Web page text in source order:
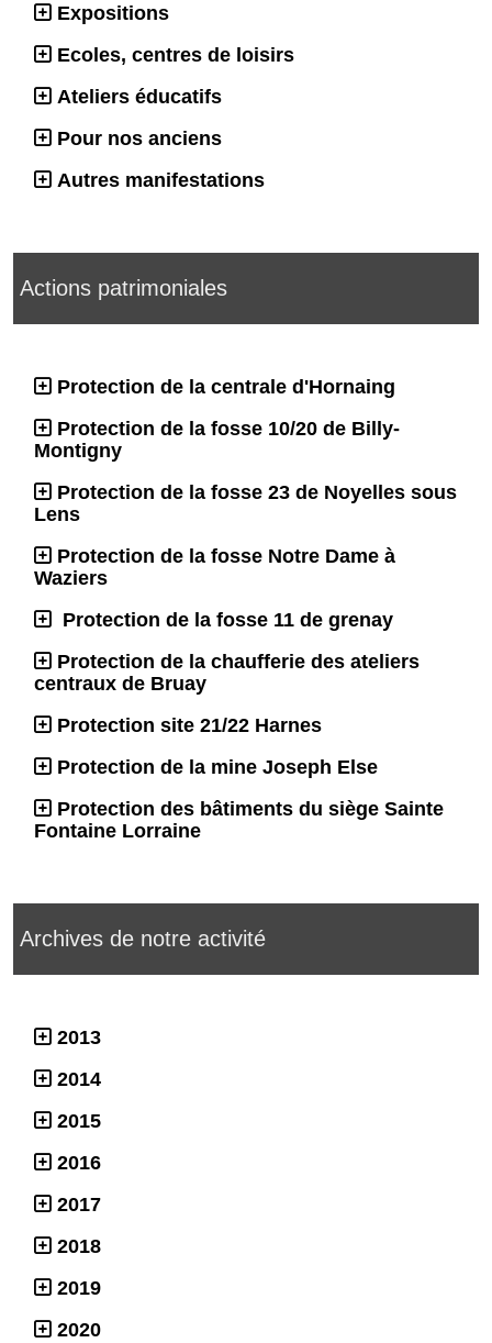
Expositions
Ecoles, centres de loisirs
Ateliers éducatifs
Pour nos anciens
Autres manifestations
Actions patrimoniales
Protection de la centrale d'Hornaing
Protection de la fosse 10/20 de Billy-
Montigny
Protection de la fosse 23 de Noyelles sous
Lens
Protection de la fosse Notre Dame à
Waziers
Protection de la fosse 11 de grenay
Protection de la chaufferie des ateliers
centraux de Bruay
Protection site 21/22 Harnes
Protection de la mine Joseph Else
Protection des bâtiments du siège Sainte
Fontaine Lorraine
Archives de notre activité
2013
2014
2015
2016
2017
2018
2019
2020